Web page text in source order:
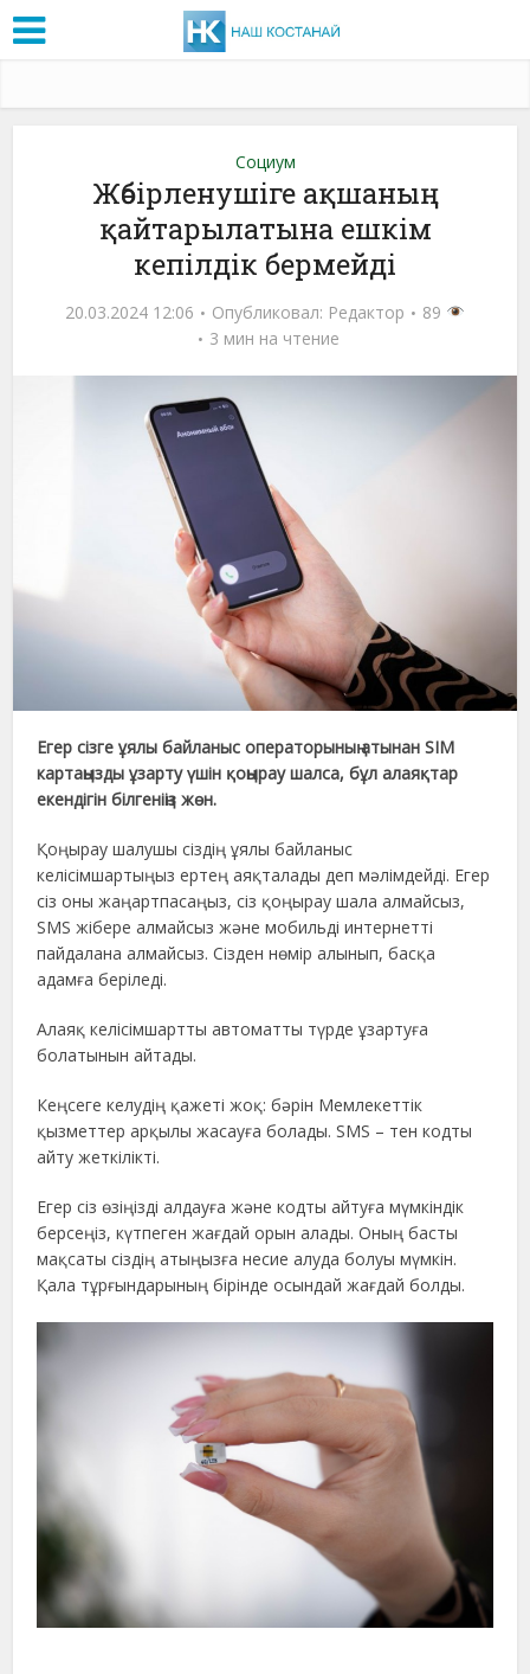
Социум
Жәбірленушіге ақшаның
қайтарылатына ешкім
кепілдік бермейді
20.03.2024 12:06 Опубликовал: Редактор
89
3 мин на чтение
Егер сізге ұялы байланыс операторының атынан SIM
картаңызды ұзарту үшін қоңырау шалса, бұл алаяқтар
екендігін білгеніңіз жөн.
Қоңырау шалушы сіздің ұялы байланыс
келісімшартыңыз ертең аяқталады деп мәлімдейді. Егер
сіз оны жаңартпасаңыз, сіз қоңырау шала алмайсыз,
SMS жібере алмайсыз және мобильді интернетті
пайдалана алмайсыз. Сізден нөмір алынып, басқа
адамға беріледі.
Алаяқ келісімшартты автоматты түрде ұзартуға
болатынын айтады.
Кеңсеге келудің қажеті жоқ: бәрін Мемлекеттік
қызметтер арқылы жасауға болады. SMS – тен кодты
айту жеткілікті.
Егер сіз өзіңізді алдауға және кодты айтуға мүмкіндік
берсеңіз, күтпеген жағдай орын алады. Оның басты
мақсаты сіздің атыңызға несие алуда болуы мүмкін.
Қала тұрғындарының бірінде осындай жағдай болды.